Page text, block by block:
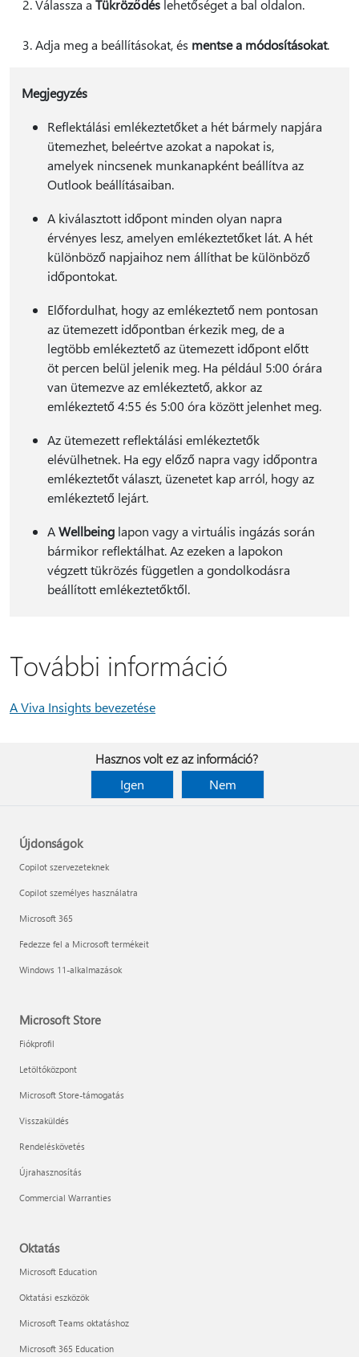
Válassza a Tükröződés lehetőséget a bal oldalon.
Adja meg a beállításokat, és mentse a módosításokat.
Megjegyzés
Reflektálási emlékeztetőket a hét bármely napjára
ütemezhet, beleértve azokat a napokat is,
amelyek nincsenek munkanapként beállítva az
Outlook beállításaiban.
A kiválasztott időpont minden olyan napra
érvényes lesz, amelyen emlékeztetőket lát. A hét
különböző napjaihoz nem állíthat be különböző
időpontokat.
Előfordulhat, hogy az emlékeztető nem pontosan
az ütemezett időpontban érkezik meg, de a
legtöbb emlékeztető az ütemezett időpont előtt
öt percen belül jelenik meg. Ha például 5:00 órára
van ütemezve az emlékeztető, akkor az
emlékeztető 4:55 és 5:00 óra között jelenhet meg.
Az ütemezett reflektálási emlékeztetők
elévülhetnek. Ha egy előző napra vagy időpontra
emlékeztetőt választ, üzenetet kap arról, hogy az
emlékeztető lejárt.
AWellbeinglapon vagy a virtuális ingázás során
bármikor reflektálhat. Az ezeken a lapokon
végzett tükrözés független a gondolkodásra
beállított emlékeztetőktől.
További információ
A Viva Insights bevezetése
Hasznos volt ez az információ?
Igen
Nem
Újdonságok
Copilot szervezeteknek
Copilot személyes használatra
Microsoft 365
Fedezze fel a Microsoft termékeit
Windows 11-alkalmazások
Microsoft Store
Fiókprofil
Letöltőközpont
Microsoft Store-támogatás
Visszaküldés
Rendeléskövetés
Újrahasznosítás
Commercial Warranties
Oktatás
Microsoft Education
Oktatási eszközök
Microsoft Teams oktatáshoz
Microsoft 365 Education